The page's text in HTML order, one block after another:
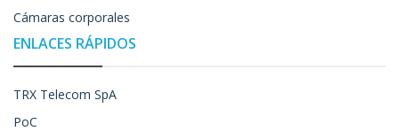
Cámaras corporales
ENLACES RÁPIDOS
TRX Telecom SpA
PoC